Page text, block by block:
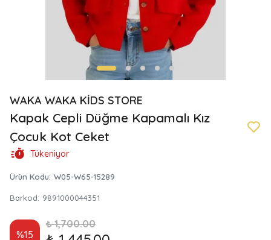
WAKA WAKA KİDS STORE
Kapak Cepli Düğme Kapamalı Kız
Çocuk Kot Ceket
Tükeniyor
Ürün Kodu: W05-W65-15289
Barkod: 9891000044351
%15
₺ 1,700.00